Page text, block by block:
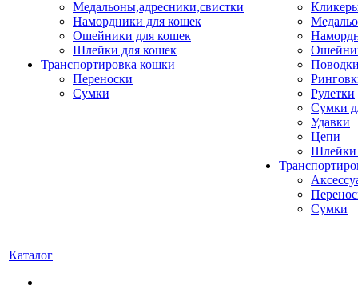
Медальоны,адресники,свистки
Намордники для кошек
Ошейники для кошек
Шлейки для кошек
Транспортировка кошки
Переноски
Сумки
Рулетки
Сумки
Удавки
Цепи
Шлейки
Сумки
Каталог